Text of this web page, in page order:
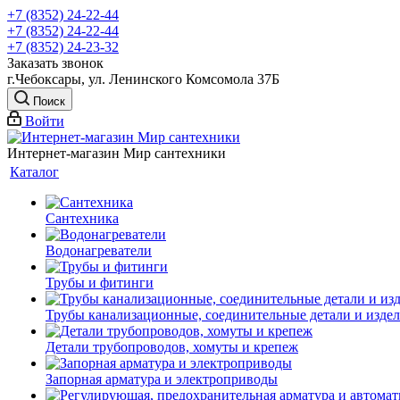
+7 (8352) 24-22-44
+7 (8352) 24-22-44
+7 (8352) 24-23-32
Заказать звонок
г.Чебоксары, ул. Ленинского Комсомола 37Б
Поиск
Войти
Интернет-магазин Мир сантехники
Каталог
Сантехника
Водонагреватели
Трубы и фитинги
Трубы канализационные, соединительные детали и
Детали трубопроводов, хомуты и крепеж
Запорная арматура и электроприводы